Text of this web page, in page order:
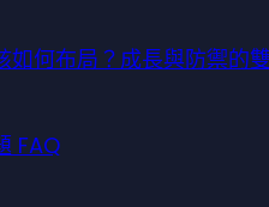
如何布局？成長與防禦的
FAQ